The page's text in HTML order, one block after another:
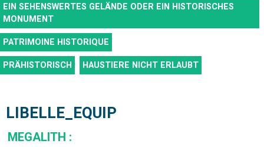
EIN SEHENSWERTES GELÄNDE ODER EIN HISTORISCHES
MONUMENT
PATRIMOINE HISTORIQUE
PRÄHISTORISCH
HAUSTIERE NICHT ERLAUBT
LIBELLE_EQUIP
MEGALITH :